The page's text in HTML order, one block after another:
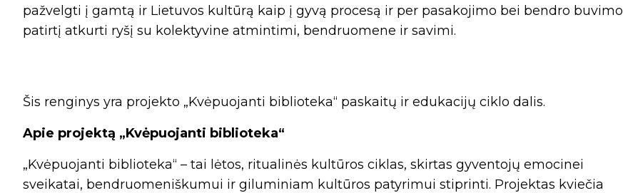
pažvelgti į gamtą ir Lietuvos kultūrą kaip į gyvą procesą ir per pasakojimo bei bendro buvimo
patirtį atkurti ryšį su kolektyvine atmintimi, bendruomene ir savimi.
Šis renginys yra projekto „Kvėpuojanti biblioteka“ paskaitų ir edukacijų ciklo dalis.
Apie projektą „Kvėpuojanti biblioteka“
„Kvėpuojanti biblioteka“ – tai lėtos, ritualinės kultūros ciklas, skirtas gyventojų emocinei
sveikatai, bendruomeniškumui ir giluminiam kultūros patyrimui stiprinti. Projektas kviečia